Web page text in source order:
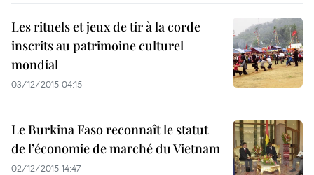
Les rituels et jeux de tir à la corde
inscrits au patrimoine culturel
mondial
03/12/2015 04:15
Le Burkina Faso reconnaît le statut
de l’économie de marché du Vietnam
02/12/2015 14:47